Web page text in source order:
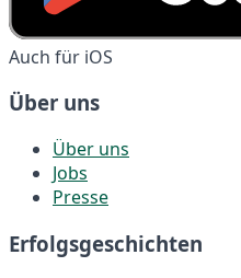
Auch für iOS
Über uns
Über uns
Jobs
Presse
Erfolgsgeschichten